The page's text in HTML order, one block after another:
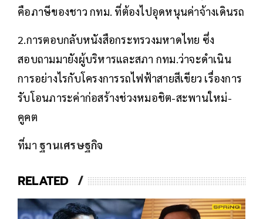
คือภาษีของชาว กทม. ที่ต้องไปอุดหนุนค่าจ้างเดินรถ
2.การตอบกลับหนังสือกระทรวงมหาดไทย ซึ่ง
สอบถามมายังผู้บริหารและสภา กทม.ว่าจะดำเนิน
การอย่างไรกับโครงการรถไฟฟ้าสายสีเขียว เรื่องการ
รับโอนภาระค่าก่อสร้างช่วงหมอชิต-สะพานใหม่-
คูคต
ที่มา ฐานเศรษฐกิจ
RELATED